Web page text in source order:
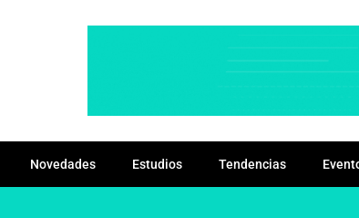
Novedades Estudios Tendencias